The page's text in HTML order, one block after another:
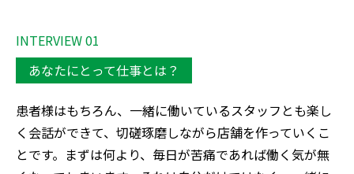
INTERVIEW 01
あなたにとって仕事とは？
患者様はもちろん、一緒に働いているスタッフとも楽し
く会話ができて、切磋琢磨しながら店舗を作っていくこ
とです。まずは何より、毎日が苦痛であれば働く気が無